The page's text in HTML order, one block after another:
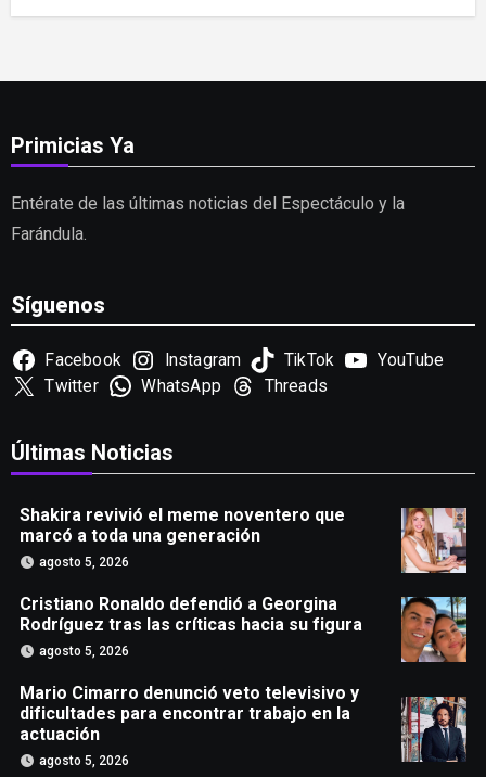
Primicias Ya
Entérate de las últimas noticias del Espectáculo y la
Farándula.
Síguenos
Facebook Instagram TikTok
YouTube
Twitter
WhatsApp Threads
Últimas Noticias
Shakira revivió el meme noventero que
marcó a toda una generación
agosto 5, 2026
Cristiano Ronaldo defendió a Georgina
Rodríguez tras las críticas hacia su figura
agosto 5, 2026
Mario Cimarro denunció veto televisivo y
dificultades para encontrar trabajo en la
actuación
agosto 5, 2026